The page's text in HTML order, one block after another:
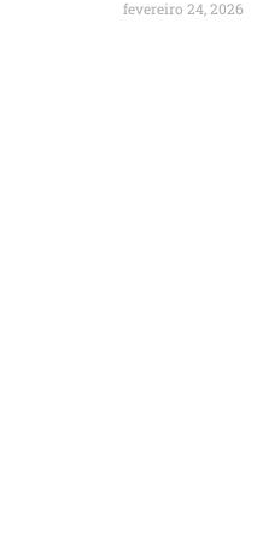
fevereiro 24, 2026